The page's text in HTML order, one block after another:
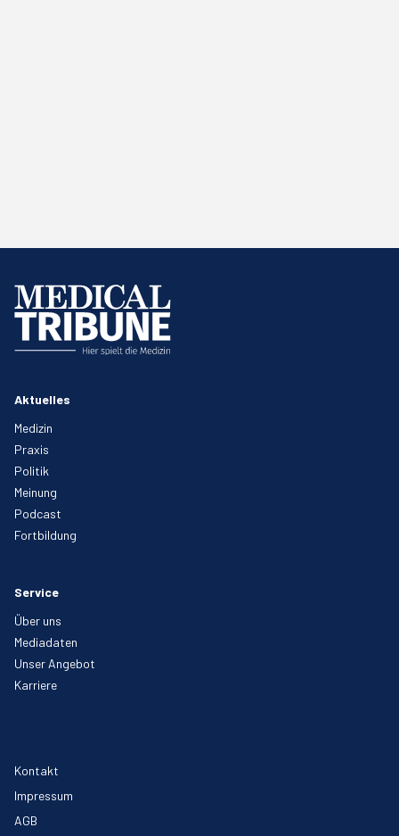
Aktuelles
Medizin
Praxis
Politik
Meinung
Podcast
Fortbildung
Service
Über uns
Mediadaten
Unser Angebot
Karriere
Kontakt
Impressum
AGB